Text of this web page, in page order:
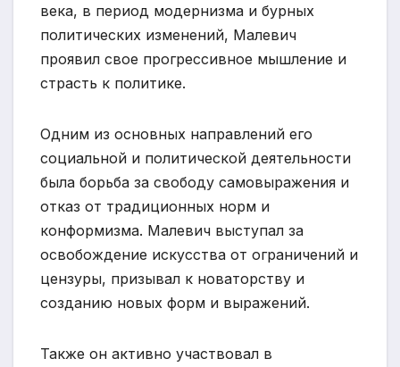
века, в период модернизма и бурных
политических изменений, Малевич
проявил свое прогрессивное мышление и
страсть к политике.
Одним из основных направлений его
социальной и политической деятельности
была борьба за свободу самовыражения и
отказ от традиционных норм и
конформизма. Малевич выступал за
освобождение искусства от ограничений и
цензуры, призывал к новаторству и
созданию новых форм и выражений.
Также он активно участвовал в